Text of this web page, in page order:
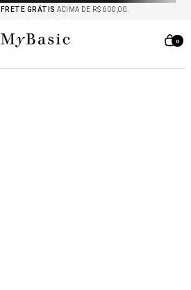
FRETE GRÁTIS ACIMA DE R$ 600,00.
0